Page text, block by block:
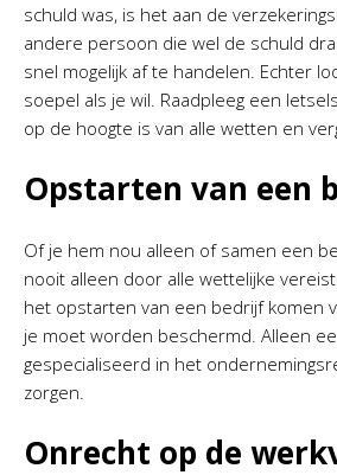
schuld was, is het aan de
andere persoon die wel de schuld
snel mogelijk af te handelen. Echter
soepel als je wil. Raadpleeg een
op de hoogte is van alle wetten en
Opstarten van een
Of je hem nou alleen of samen een
nooit alleen door alle wettelijke
het opstarten van een bedrijf komen
je moet worden beschermd. Alleen
gespecialiseerd in het
zorgen.
Onrecht op de